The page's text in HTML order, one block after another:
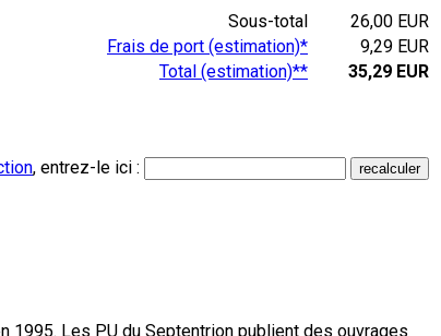
Sous-total
26,00 EUR
Frais de port (estimation)*
9,29 EUR
Total (estimation)**
35,29 EUR
, entrez-le ici :
Les PU du Septentrion publient des ouvrages